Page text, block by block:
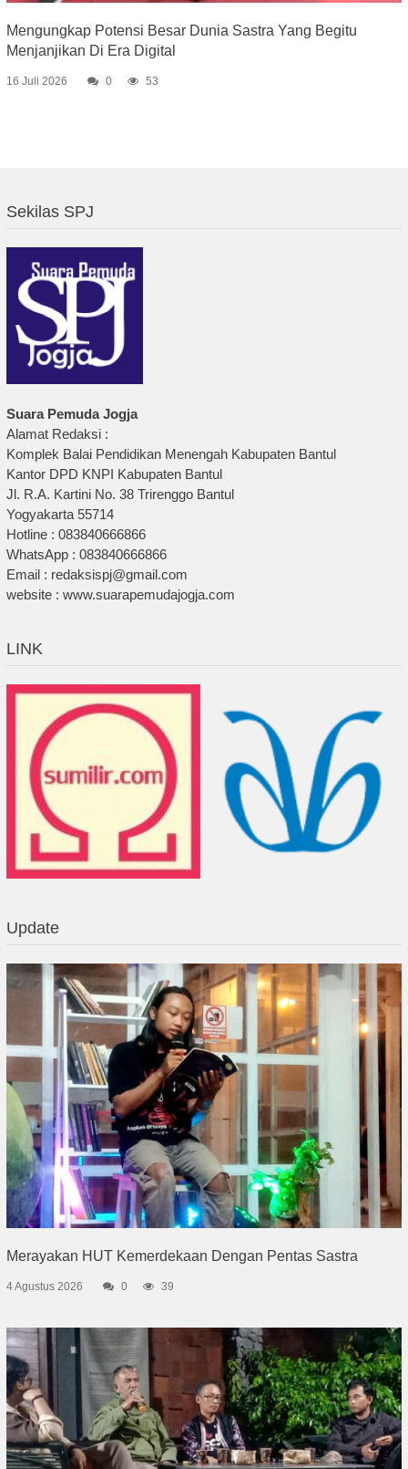
Mengungkap Potensi Besar Dunia Sastra Yang Begitu
Menjanjikan Di Era Digital
16 Juli 2026 0 53
Sekilas SPJ
Suara Pemuda Jogja
Alamat Redaksi :
Komplek Balai Pendidikan Menengah Kabupaten Bantul
Kantor DPD KNPI Kabupaten Bantul
Jl. R.A. Kartini No. 38 Trirenggo Bantul
Yogyakarta 55714
Hotline : 083840666866
WhatsApp : 083840666866
Email : redaksispj@gmail.com
website : www.suarapemudajogja.com
LINK
Update
Merayakan HUT Kemerdekaan Dengan Pentas Sastra
4 Agustus 2026 0 39